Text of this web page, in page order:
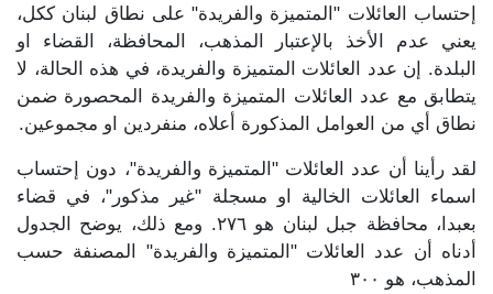
إحتساب العائلات "المتميزة والفريدة" على نطاق لبنان ككل،
يعني عدم الأخذ بالإعتبار المذهب، المحافظة، القضاء او
البلدة. إن عدد العائلات المتميزة والفريدة، في هذه الحالة، لا
يتطابق مع عدد العائلات المتميزة والفريدة المحصورة ضمن
نطاق أي من العوامل المذكورة أعلاه، منفردين او مجموعين.
لقد رأينا أن عدد العائلات "المتميزة والفريدة"، دون إحتساب
اسماء العائلات الخالية او مسجلة "غير مذكور"، في قضاء
بعبدا، محافظة جبل لبنان هو ٢٧٦. ومع ذلك، يوضح الجدول
أدناه أن عدد العائلات "المتميزة والفريدة" المصنفة حسب
المذهب، هو ٣٠٠